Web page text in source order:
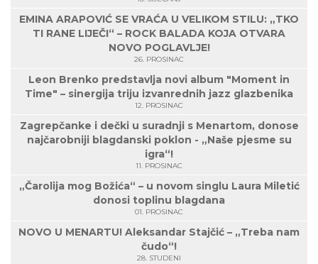
EMINA ARAPOVIĆ SE VRAĆA U VELIKOM STILU: „TKO
TI RANE LIJEČI“ – ROCK BALADA KOJA OTVARA
NOVO POGLAVLJE!
26. PROSINAC
Leon Brenko predstavlja novi album "Moment in
Time" – sinergija triju izvanrednih jazz glazbenika
12. PROSINAC
Zagrepčanke i dečki u suradnji s Menartom, donose
najčarobniji blagdanski poklon - „Naše pjesme su
igra“!
11. PROSINAC
„Čarolija mog Božića“ – u novom singlu Laura Miletić
donosi toplinu blagdana
01. PROSINAC
NOVO U MENARTU! Aleksandar Stajčić – „Treba nam
čudo“!
28. STUDENI